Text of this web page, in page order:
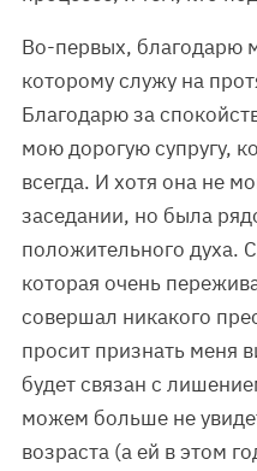
Во-первых, благодарю
которому служу на
Благодарю за
мою дорогую супругу,
всегда. И хотя она не
заседании, но была
положительного духа.
которая очень
совершал никакого
просит признать меня
будет связан с
можем больше не
возраста (а ей в этом